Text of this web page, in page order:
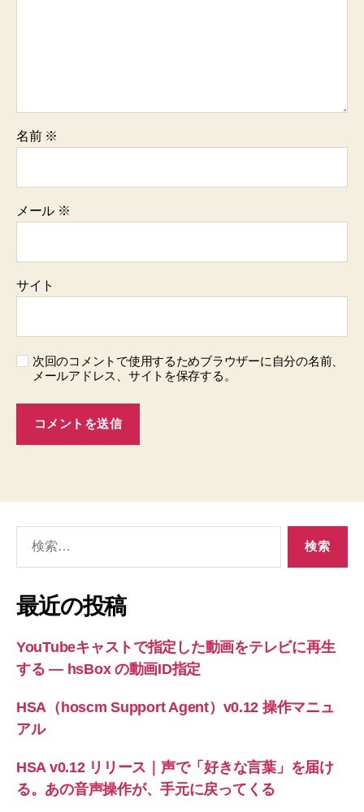
名前 ※
メール ※
サイト
次回のコメントで使用するためブラウザーに自分の名前、
メールアドレス、サイトを保存する。
象:
最近の投稿
YouTubeキャストで指定した動画をテレビに再生
する ― hsBox の動画ID指定
HSA（hoscm Support Agent）v0.12 操作マニュ
アル
HSA v0.12 リリース｜声で「好きな言葉」を届け
る。あの音声操作が、手元に戻ってくる